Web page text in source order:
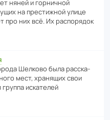
няней и горни­чной
на прес­ти­жной улице
про них всё. Их распо­рядок
Шелково была расска­
мест, хранящих свои
иска­телей